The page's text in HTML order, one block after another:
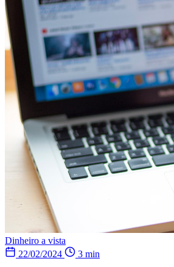
Dinheiro a vista
22/02/2024
3 min